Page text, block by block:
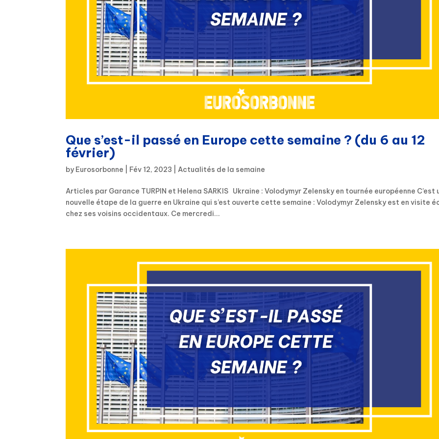
Que s’est-il passé en Europe cette semaine ? (du 6 au 12
février)
by Eurosorbonne Fév 12, 2023 |Actualités de la semaine
Articles par Garance TURPIN et Helena SARKIS Ukraine : Volodymyr Zelensky en tournée européenne C’est
nouvelle étape de la guerre en Ukraine qui s’est ouverte cette semaine : Volodymyr Zelensky est en visite
chez ses voisins occidentaux. Ce mercredi...